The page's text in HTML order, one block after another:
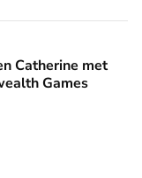
hele gezin bij
Catherine met
Games